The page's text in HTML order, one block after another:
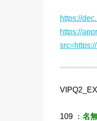
https://
https://
109 ： 名